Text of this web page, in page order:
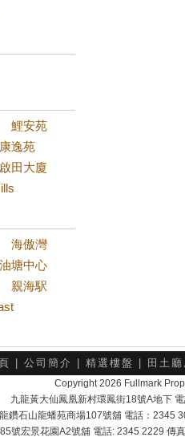
鯉安苑
康逸苑
啟田大廈
海傲灣
油塘中心
親海駅
公司簡介 精選樓盤 田土
Copyright 2026 Fullmark
九龍黃大仙鳳凰新村環鳳街18號A地下
鑽石山龍蟠苑商場107號舖 電話：2345
號宏景花園A2號舖 電話: 2345 2229